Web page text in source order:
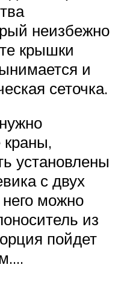
неизбежно
крышки
и
сеточка.
краны,
установлены
с двух
можно
из
пойдет